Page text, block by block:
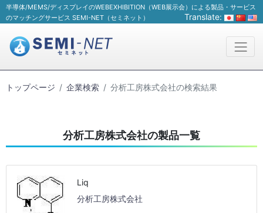
半導体/MEMS/ディスプレイのWEBEXHIBITION（WEB展示会）による製品・サービス
のマッチングサービス SEMI-NET（セミネット）
Translate:
トップページ 企業検索 分析工房株式会社の検索結果
分析工房株式会社の製品一覧
Liq
分析工房株式会社